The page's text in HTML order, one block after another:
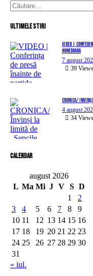
Caută
după:
Ultimele stiri
VIDEO |
Hunedoara
7 august
39 Views
CRONICA/
4 august
34 Views
Calendar
august 2026
L Ma Mi J V S D
1
2
3
4 5 6 7 8
9
10 11 12 13 14 15 16
17 18 19 20 21 22 23
24 25 26 27 28 29 30
31
« iul.